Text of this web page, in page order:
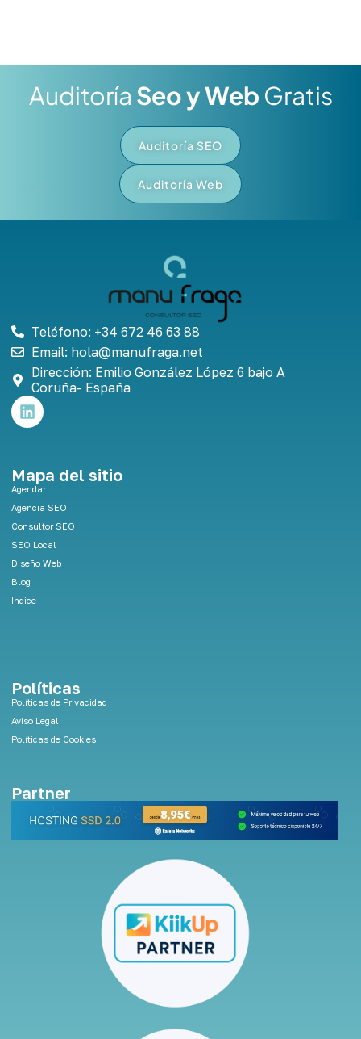
Auditoría Seo y Web Gratis
Auditoría SEO
Auditoría Web
Teléfono: +34 672 46 63 88
Email: hola@manufraga.net
Dirección: Emilio González López 6 bajo A
Coruña- España
L
i
e
d
n
Mapa del sitio
Agendar
Agencia SEO
Consultor SEO
SEO Local
Diseño Web
Blog
Indice
Políticas
Políticas de Privacidad
Aviso Legal
Políticas de Cookies
Partner